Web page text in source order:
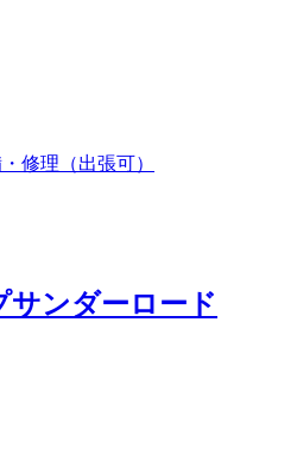
修理（出張可）
ンダーロード